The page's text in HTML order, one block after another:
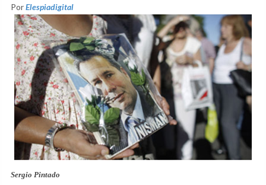
PorElespiadigital
Sergio Pintado